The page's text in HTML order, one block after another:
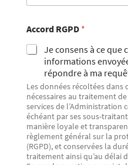
Accord RGPD *
Je consens à ce que
informations
répondre à ma
Les données récoltées dans
nécessaires au traitement
services de l’Administration
échéant par ses sous-
manière loyale et
règlement général sur la
(RGPD), et conservées la
traitement ainsi qu’au délai